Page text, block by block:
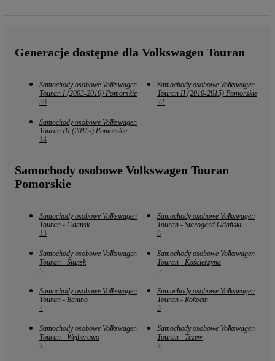
Generacje dostępne dla Volkswagen Touran
Samochody osobowe Volkswagen
Touran I (2003-2010) Pomorskie
30
Samochody osobowe Volkswagen
Touran II (2010-2015) Pomorskie
22
Samochody osobowe Volkswagen
Touran III (2015-) Pomorskie
14
Samochody osobowe Volkswagen Touran
Pomorskie
Samochody osobowe Volkswagen
Touran - Gdańsk
13
Samochody osobowe Volkswagen
Touran - Starogard Gdański
8
Samochody osobowe Volkswagen
Touran - Słupsk
5
Samochody osobowe Volkswagen
Touran - Kościerzyna
5
Samochody osobowe Volkswagen
Touran - Banino
4
Samochody osobowe Volkswagen
Touran - Rokocin
3
Samochody osobowe Volkswagen
Touran - Wejherowo
3
Samochody osobowe Volkswagen
Touran - Tczew
3